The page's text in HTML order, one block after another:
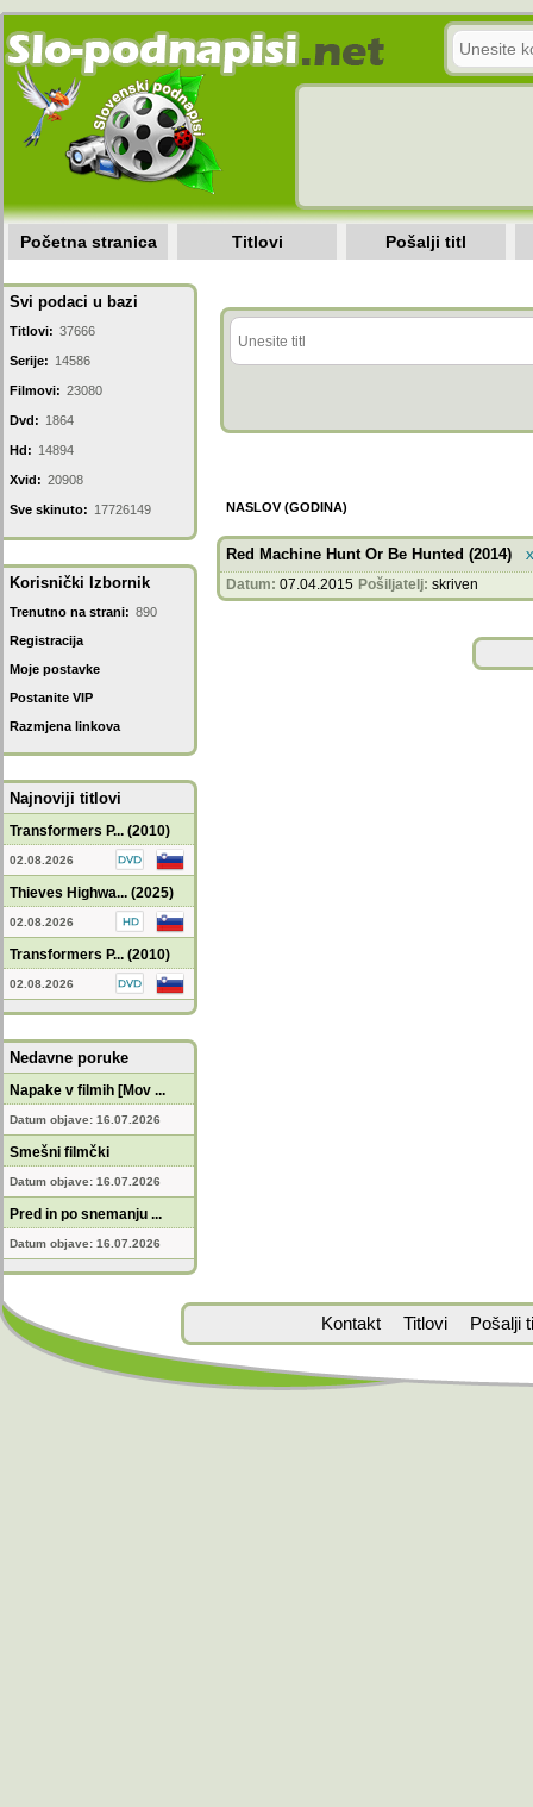
Početna stranica Titlovi Pošalji titl
Svi podaci u bazi
Titlovi: 37666
Serije: 14586
Filmovi: 23080
Dvd: 1864
Hd: 14894
Xvid: 20908
Sve skinuto: 17726149
Korisnički Izbornik
Trenutno na strani: 890
Registracija
Moje postavke
Postanite VIP
Razmjena linkova
Najnoviji titlovi
Transformers P... (2010)
02.08.2026
Thieves Highwa... (2025)
02.08.2026
Transformers P... (2010)
02.08.2026
Nedavne poruke
Napake v filmih [Mov ...
Datum objave: 16.07.2026
Smešni filmčki
Datum objave: 16.07.2026
Pred in po snemanju ...
Datum objave: 16.07.2026
NASLOV (GODINA)
Red Machine Hunt Or Be Hunted (2014)
Datum: 07.04.2015 Pošiljatelj: skriven
Kontakt Titlovi Pošalji